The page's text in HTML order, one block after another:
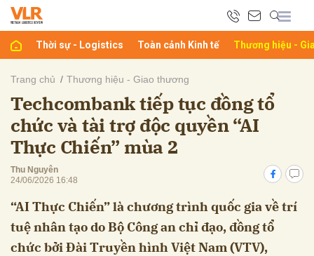
Thời sự - Logistics Toàn cảnh Kinh tế Thương hiệu -
Trang chủ Thương hiệu - Giao thương
Techcombank tiếp tục đồng tổ
chức và tài trợ độc quyền “AI
Thực Chiến” mùa 2
Thu Nguyên
24/06/2026 16:48
“AI Thực Chiến” là chương trình quốc gia về trí
tuệ nhân tạo do Bộ Công an chỉ đạo, đồng tổ
chức bởi Đài Truyền hình Việt Nam (VTV),
luận
Hủy